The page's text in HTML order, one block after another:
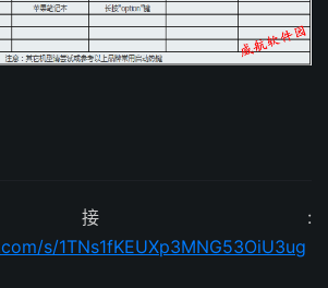
接:
s/1TNs1fKEUXp3MNG53OiU3ug